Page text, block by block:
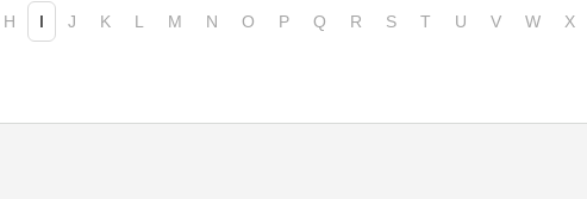
H I J K L M N O P Q R S T U V W X